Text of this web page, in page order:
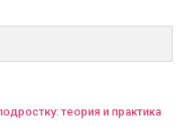
теория и практика